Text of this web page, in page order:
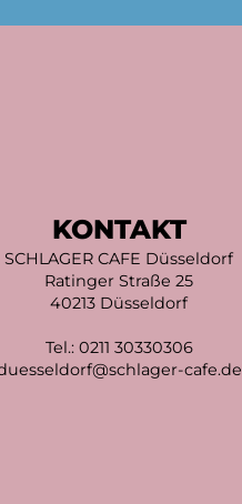
KONTAKT
SCHLAGER CAFE Düsseldorf
Ratinger Straße 25
40213 Düsseldorf
Tel.: 0211 30330306
cafe.de